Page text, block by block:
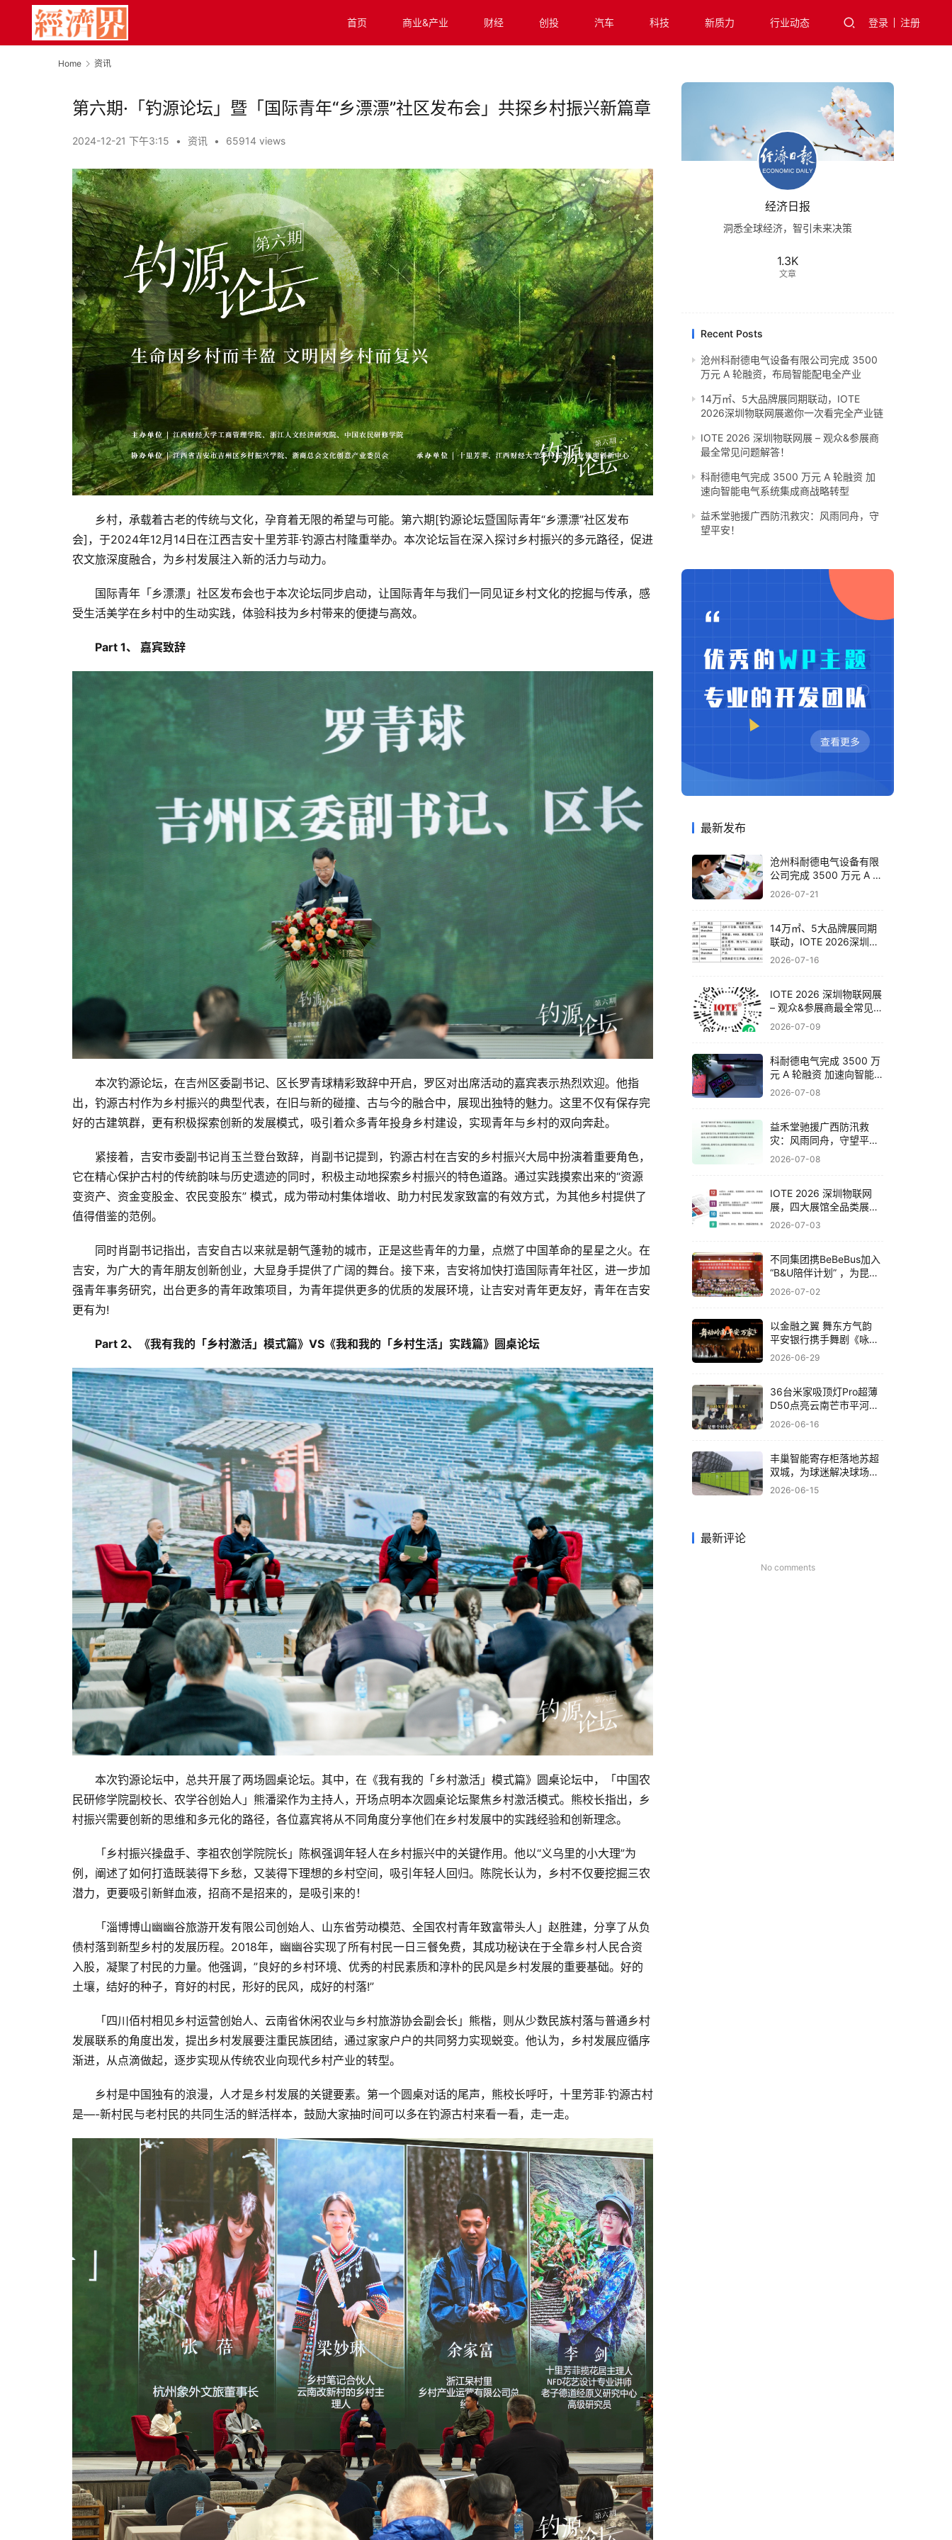
首页 商业&产业 财经 创投 汽车 科技 新质力 行业动态 登录 注册
Home 资讯
第六期·「钓源论坛」暨「国际青年“乡漂漂”社区发布会」共探乡村振兴新篇章
2024-12-21 下午3:15 • 资讯 • 65914 views
乡村，承载着古老的传统与文化，孕育着无限的希望与可能。第六期[钓源论坛暨国际青年“乡漂漂”社区发布
会]，于2024年12月14日在江西吉安十里芳菲·钓源古村隆重举办。本次论坛旨在深入探讨乡村振兴的多元路径，促进
农文旅深度融合，为乡村发展注入新的活力与动力。
国际青年「乡漂漂」社区发布会也于本次论坛同步启动，让国际青年与我们一同见证乡村文化的挖掘与传承，感
受生活美学在乡村中的生动实践，体验科技为乡村带来的便捷与高效。
Part 1、 嘉宾致辞
本次钓源论坛，在吉州区委副书记、区长罗青球精彩致辞中开启，罗区对出席活动的嘉宾表示热烈欢迎。他指
出，钓源古村作为乡村振兴的典型代表，在旧与新的碰撞、古与今的融合中，展现出独特的魅力。这里不仅有保存完
好的古建筑群，更有积极探索创新的发展模式，吸引着众多青年投身乡村建设，实现青年与乡村的双向奔赴。
紧接着，吉安市委副书记肖玉兰登台致辞，肖副书记提到，钓源古村在吉安的乡村振兴大局中扮演着重要角色，
它在精心保护古村的传统韵味与历史遗迹的同时，积极主动地探索乡村振兴的特色道路。通过实践摸索出来的“资源
变资产、资金变股金、农民变股东” 模式，成为带动村集体增收、助力村民发家致富的有效方式，为其他乡村提供了
值得借鉴的范例。
同时肖副书记指出，吉安自古以来就是朝气蓬勃的城市，正是这些青年的力量，点燃了中国革命的星星之火。在
吉安，为广大的青年朋友创新创业，大显身手提供了广阔的舞台。接下来，吉安将加快打造国际青年社区，进一步加
强青年事务研究，出台更多的青年政策项目，为青年提供更多的优质的发展环境，让吉安对青年更友好，青年在吉安
更有为!
Part 2、《我有我的「乡村激活」模式篇》VS《我和我的「乡村生活」实践篇》圆桌论坛
本次钓源论坛中，总共开展了两场圆桌论坛。其中，在《我有我的「乡村激活」模式篇》圆桌论坛中，「中国农
民研修学院副校长、农学谷创始人」熊潘梁作为主持人，开场点明本次圆桌论坛聚焦乡村激活模式。熊校长指出，乡
村振兴需要创新的思维和多元化的路径，各位嘉宾将从不同角度分享他们在乡村发展中的实践经验和创新理念。
「乡村振兴操盘手、李祖农创学院院长」陈枫强调年轻人在乡村振兴中的关键作用。他以“义乌里的小大理”为
例，阐述了如何打造既装得下乡愁，又装得下理想的乡村空间，吸引年轻人回归。陈院长认为，乡村不仅要挖掘三农
潜力，更要吸引新鲜血液，招商不是招来的，是吸引来的！
「淄博博山幽幽谷旅游开发有限公司创始人、山东省劳动模范、全国农村青年致富带头人」赵胜建，分享了从负
债村落到新型乡村的发展历程。2018年，幽幽谷实现了所有村民一日三餐免费，其成功秘诀在于全靠乡村人民合资
入股，凝聚了村民的力量。他强调，”良好的乡村环境、优秀的村民素质和淳朴的民风是乡村发展的重要基础。好的
土壤，结好的种子，育好的村民，形好的民风，成好的村落!”
「四川佰村相见乡村运营创始人、云南省休闲农业与乡村旅游协会副会长」熊楷，则从少数民族村落与普通乡村
发展联系的角度出发，提出乡村发展要注重民族团结，通过家家户户的共同努力实现蜕变。他认为，乡村发展应循序
渐进，从点滴做起，逐步实现从传统农业向现代乡村产业的转型。
乡村是中国独有的浪漫，人才是乡村发展的关键要素。第一个圆桌对话的尾声，熊校长呼吁，十里芳菲·钓源古村
是—-新村民与老村民的共同生活的鲜活样本，鼓励大家抽时间可以多在钓源古村来看一看，走一走。
经济日报
洞悉全球经济，智引未来决策
1.3K
文章
Recent Posts
沧州科耐德电气设备有限公司完成 3500
万元 A 轮融资，布局智能配电全产业
14万㎡、5大品牌展同期联动，IOTE
2026深圳物联网展邀你一次看完全产业链
IOTE 2026 深圳物联网展 – 观众&参展商
最全常见问题解答！
科耐德电气完成 3500 万元 A 轮融资 加
速向智能电气系统集成商战略转型
​益禾堂驰援广西防汛救灾：风雨同舟，守
望平安！
最新发布
沧州科耐德电气设备有限
公司完成 3500 万元 A 轮
融资，布局智能配电全产
2026-07-21
14万㎡、5大品牌展同期
联动，IOTE 2026深圳物
联网展邀你一次看完全产
2026-07-16
IOTE 2026 深圳物联网展
– 观众&参展商最全常见问
题解答！
2026-07-09
科耐德电气完成 3500 万
元 A 轮融资 加速向智能
电气系统集成商战略转型
2026-07-08
​益禾堂驰援广西防汛救
灾：风雨同舟，守望平
安！
2026-07-08
IOTE 2026 深圳物联网
展，四大展馆全品类展品
与头部企业一览！
2026-07-03
不同集团携BeBeBus加入
“B&U陪伴计划” ，为昆明
孤残儿童送关爱
2026-07-02
以金融之翼 舞东方气韵
平安银行携手舞剧《咏
春》共筑非遗文化新体验
2026-06-29
36台米家吸顶灯Pro超薄
D50点亮云南芒市平河小
学，小米为大山孩子送去
2026-06-16
丰巢智能寄存柜落地苏超
双城，为球迷解决球场存
包难题
2026-06-15
最新评论
No comments